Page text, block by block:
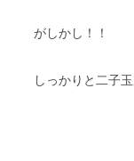
がしかし！！
しっかりと二子